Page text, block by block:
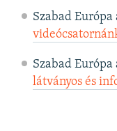
Szabad Európa
Szabad Európa
látványos és